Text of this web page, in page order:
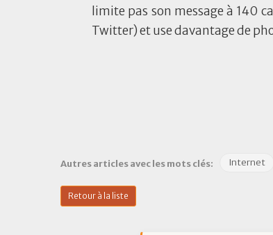
limite pas son message à 140
Twitter) et use davantage de
Autres articles avec les mots clés: Internet
Retour à la liste